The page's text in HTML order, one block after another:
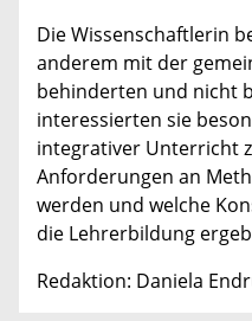
Die Wissenschaftlerin
anderem mit der
behinderten und nicht
interessierten sie
integrativer Unterricht
Anforderungen an
werden und welche
die Lehrerbildung
Redaktion: Daniela